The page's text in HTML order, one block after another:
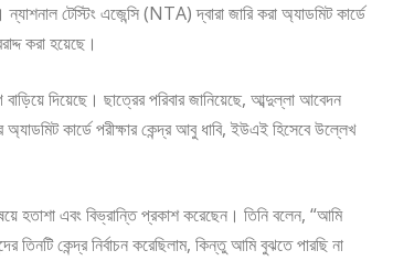
টেস্টিং এজেন্সি (NTA) দ্বারা জারি করা অ্যাডমিট কার্ডে
করা হয়েছে।
দিয়েছে। ছাত্রের পরিবার জানিয়েছে, আব্দুল্লা আবেদন
কার্ডে পরীক্ষার কেন্দ্র আবু ধাবি, ইউএই হিসেবে উল্লেখ
হতাশা এবং বিভ্রান্তি প্রকাশ করেছেন। তিনি বলেন, “আমি
কেন্দ্র নির্বাচন করেছিলাম, কিন্তু আমি বুঝতে পারছি না